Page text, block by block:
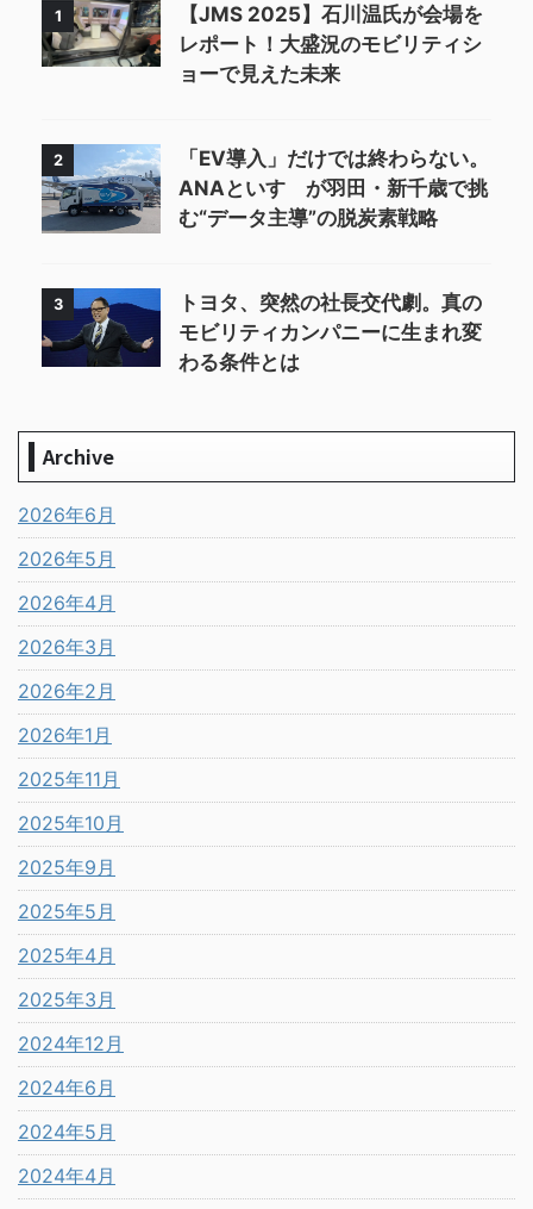
1
【JMS 2025】石川温氏が会場を
レポート！大盛況のモビリティシ
ョーで見えた未来
2
「EV導入」だけでは終わらない。
ANAといすゞが羽田・新千歳で挑
む“データ主導”の脱炭素戦略
3
トヨタ、突然の社長交代劇。真の
モビリティカンパニーに生まれ変
わる条件とは
Archive
2026年6月
2026年5月
2026年4月
2026年3月
2026年2月
2026年1月
2025年11月
2025年10月
2025年9月
2025年5月
2025年4月
2025年3月
2024年12月
2024年6月
2024年5月
2024年4月